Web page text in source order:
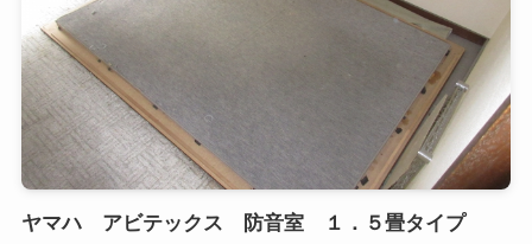
ヤマハ アビテックス 防音室 １．５畳タイプ